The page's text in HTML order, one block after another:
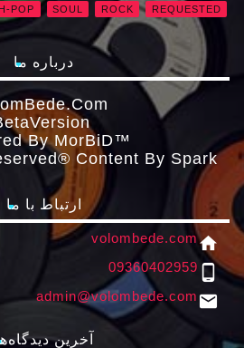
REQUESTED
ROCK
SOUL
POP
درباره ما
By MorBiD™
Content By Spark
ارتباط با ما
home
volombede.com
phone_android
09360402959
email
admin@volombede.com
آخرین